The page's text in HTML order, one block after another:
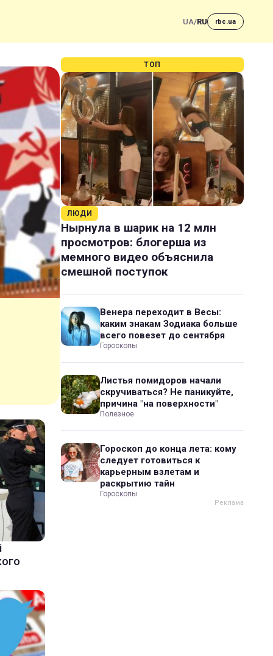
UA/RU rbc.ua
ТОП
ЛЮДИ
Нырнула в шарик на 12 млн
просмотров: блогерша из
мемного видео объяснила
смешной поступок
Венера переходит в Весы:
каким знакам Зодиака больше
всего повезет до сентября
Гороскопы
Листья помидоров начали
скручиваться? Не паникуйте,
причина "на поверхности"
Полезное
Гороскоп до конца лета: кому
следует готовиться к
карьерным взлетам и
раскрытию тайн
Гороскопы